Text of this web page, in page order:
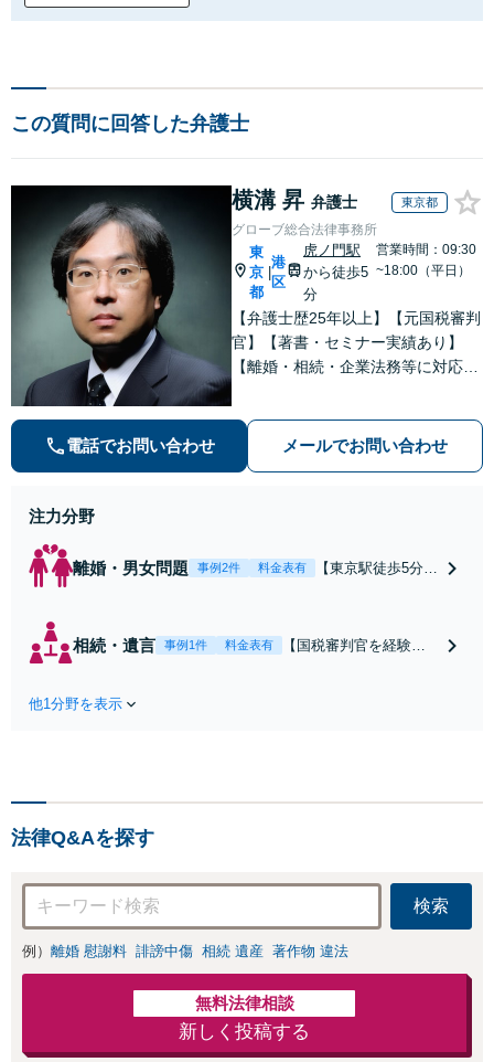
この質問に回答した弁護士
横溝 昇 弁護士 東京都
グローブ総合法律事務所
東
京
都
港
区
虎ノ門駅
から徒歩5
分
営業時間：09:30
~18:00（平日）
【弁護士歴25年以上】【元国税審判
官】【著書・セミナー実績あり】
【離婚・相続・企業法務等に対応】
提案します
電話でお問い合わせ メールでお問い合わせ
注力分野
離婚・男女問題 事例2件 料金表有
【東京駅徒歩5分】
を描けるアドバイ
相続・遺言 事例1件 料金表有
【国税審判官を経験】
に最適な文案を考え出
他1分野を表示
法律Q&Aを探す
検索
例） 離婚 慰謝料 誹謗中傷 相続 遺産 著作物 違法
無料法律相談
新しく投稿する